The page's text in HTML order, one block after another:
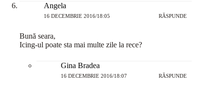
Angela
16 DECEMBRIE 2016/18:05 RĂSPUNDE
Bună seara,
Icing-ul poate sta mai multe zile la rece?
Gina Bradea
16 DECEMBRIE 2016/18:07 RĂSPUNDE